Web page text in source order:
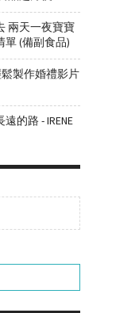
兩天一夜寶寶
單 (備副食品)
製作婚禮影片
的路 - IRENE